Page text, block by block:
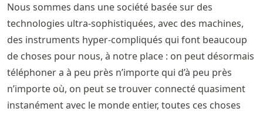
Nous sommes dans une société basée sur des
technologies ultra-sophistiquées, avec des machines,
des instruments hyper-compliqués qui font beaucoup
de choses pour nous, à notre place : on peut désormais
téléphoner a à peu près n’importe qui d’à peu près
n’importe où, on peut se trouver connecté quasiment
instanément avec le monde entier, toutes ces choses